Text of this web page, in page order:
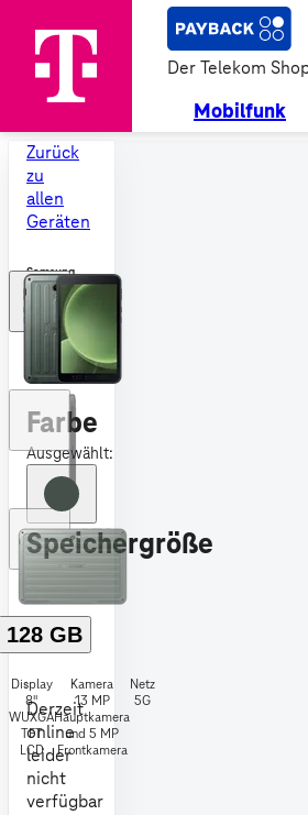
Der Telekom
Mobilfunk
Display
8"
WUXGA
TFT
LCD
Kamera
13 MP
Hauptkamera
und 5 MP
Frontkamera
Netz
5G
Zurück
zu
allen
Geräten
Samsung
Galaxy
Active5
Enterprise
Farbe
Ausgewählt:
Speichergröße
128 GB
Derzeit
online
leider
nicht
verfügbar